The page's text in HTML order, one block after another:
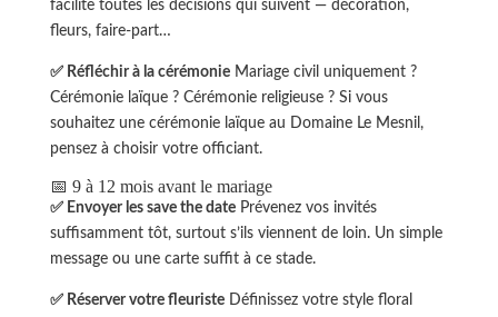
facilite toutes les décisions qui suivent — décoration,
fleurs, faire-part…
✅ Réfléchir à la cérémonieMariage civil uniquement ?
Cérémonie laïque ? Cérémonie religieuse ? Si vous
souhaitez une cérémonie laïque au Domaine Le Mesnil,
pensez à choisir votre officiant.
📅 9 à 12 mois avant le mariage
✅ Envoyer les save the datePrévenez vos invités
suffisamment tôt, surtout s’ils viennent de loin. Un simple
message ou une carte suffit à ce stade.
✅ Réserver votre fleuristeDéfinissez votre style floral